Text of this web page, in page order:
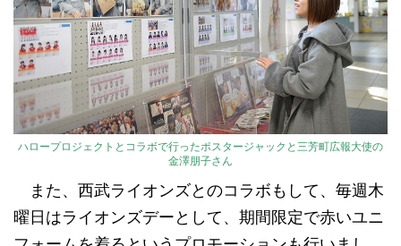
ハロープロジェクトとコラボで行ったポスタージャックと三芳町広報大使の
金澤朋子さん
また、西武ライオンズとのコラボもして、毎週木
曜日はライオンズデーとして、期間限定で赤いユニ